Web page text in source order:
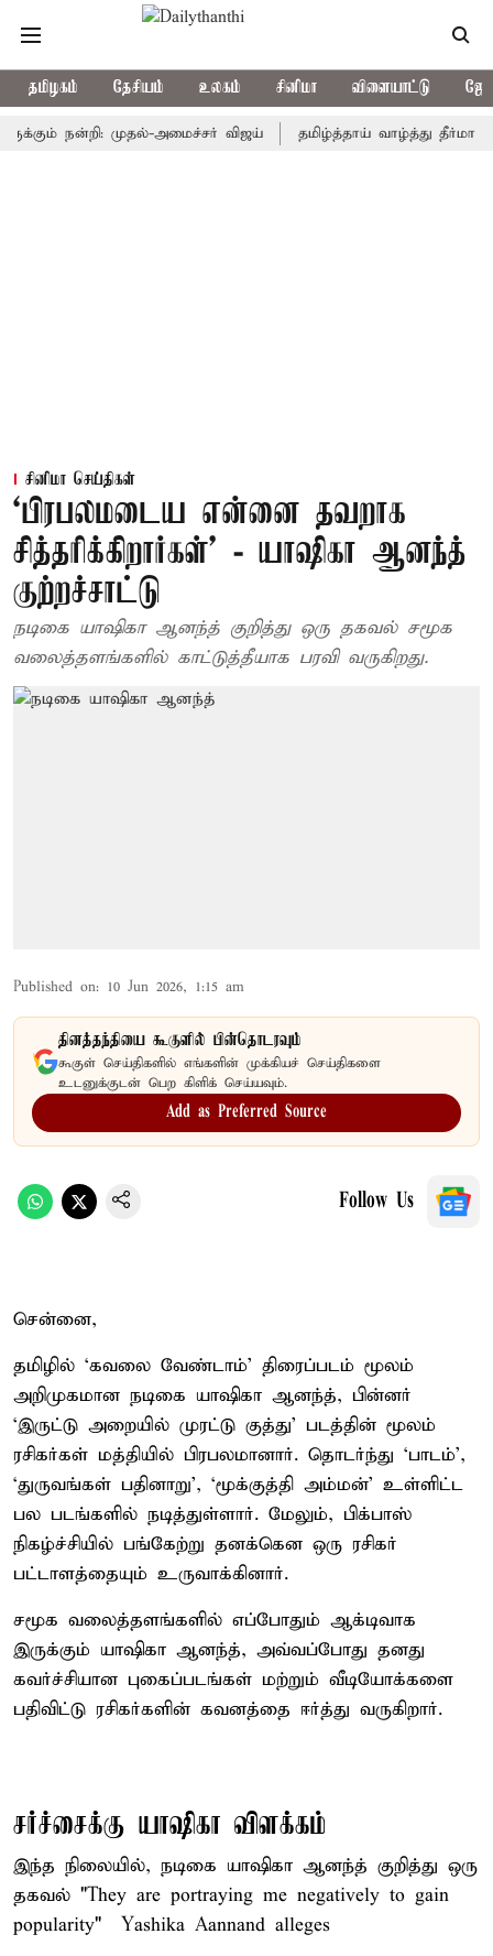
தமிழகம் தேசியம் உலகம் சினிமா விளையாட்டு
நன்றி: முதல்-அமைச்சர் விஜய் தமிழ்த்தாய் வாழ்த்து தீர்மானம்
சினிமா செய்திகள்
‘பிரபலமடைய என்னை தவறாக
சித்தரிக்கிறார்கள்’ - யாஷிகா ஆனந்த்
குற்றச்சாட்டு
நடிகை யாஷிகா ஆனந்த் குறித்து ஒரு தகவல் சமூக
வலைத்தளங்களில் காட்டுத்தீயாக பரவி வருகிறது.
Published on: 10 Jun 2026, 1:15 am
தினத்தந்தியை கூகுளில் பின்தொடரவும்
கூகுள் செய்திகளில் எங்களின் முக்கியச் செய்திகளை
உடனுக்குடன் பெற கிளிக் செய்யவும்.
Add as Preferred Source
Follow Us
சென்னை,
தமிழில் ‘கவலை வேண்டாம்’ திரைப்படம் மூலம்
அறிமுகமான நடிகை யாஷிகா ஆனந்த், பின்னர்
‘இருட்டு அறையில் முரட்டு குத்து’ படத்தின் மூலம்
ரசிகர்கள் மத்தியில் பிரபலமானார். தொடர்ந்து ‘பாடம்’,
‘துருவங்கள் பதினாறு’, ‘மூக்குத்தி அம்மன்’ உள்ளிட்ட
பல படங்களில் நடித்துள்ளார். மேலும், பிக்பாஸ்
நிகழ்ச்சியில் பங்கேற்று தனக்கென ஒரு ரசிகர்
பட்டாளத்தையும் உருவாக்கினார்.
சமூக வலைத்தளங்களில் எப்போதும் ஆக்டிவாக
இருக்கும் யாஷிகா ஆனந்த், அவ்வப்போது தனது
கவர்ச்சியான புகைப்படங்கள் மற்றும் வீடியோக்களை
பதிவிட்டு ரசிகர்களின் கவனத்தை ஈர்த்து வருகிறார்.
சர்ச்சைக்கு யாஷிகா விளக்கம்
இந்த நிலையில், நடிகை யாஷிகா ஆனந்த் குறித்து ஒரு
தகவல் "They are portraying me negatively to gain
popularity" – Yashika Aannand alleges